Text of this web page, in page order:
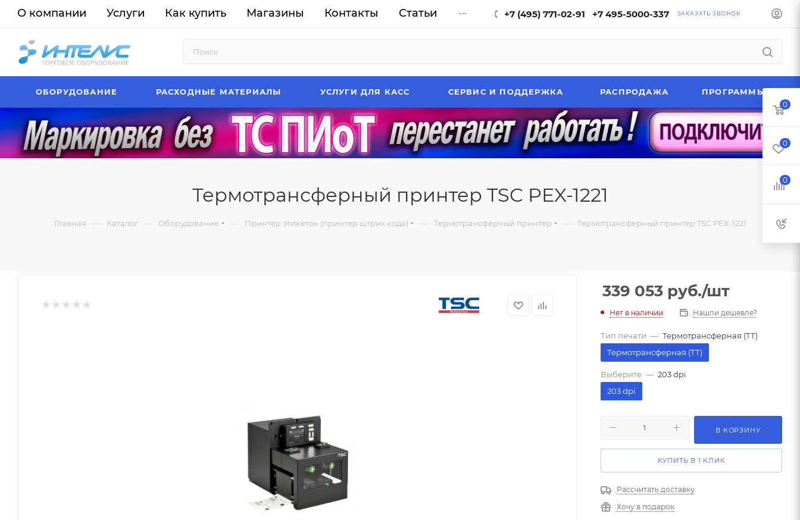
О компании Услуги Как купить Магазины Контакты Статьи ... +7 (495) 771-02-91 +7 495-5000-337 ЗАКАЗАТЬ ЗВОНОК
ОБОРУДОВАНИЕ РАСХОДНЫЕ МАТЕРИАЛЫ УСЛУГИ ДЛЯ КАСС СЕРВИС И ПОДДЕРЖКА РАСПРОДАЖА ПРОГРАММЫ
Термотрансферный принтер TSC PEX-1221
Главная — Каталог — Оборудование — Принтер этикеток (принтер штрих кода) — Термотрансферный принтер — Термотрансферный принтер TSC PEX-1221
339 053 руб./шт
Нет в наличии Нашли дешевле?
Тип печати — Термотрансферная (ТТ)
Термотрансферная (ТТ)
Выберите — 203 dpi
203 dpi
В КОРЗИНУ
КУПИТЬ В 1 КЛИК
Рассчитать доставку
Хочу в подарок
0
0
0